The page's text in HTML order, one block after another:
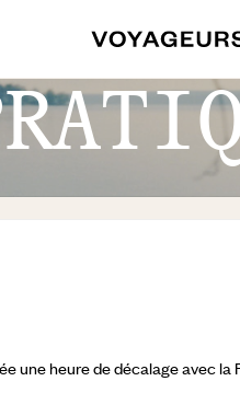
une heure de décalage avec la